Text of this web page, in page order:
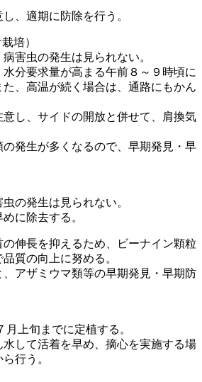
、適期に防除を行う。
培）
害虫の発生は見られない。
水分要求量が高まる午前８～９時頃に
、高温が続く場合は、通路にもかん
意し、サイドの開放と併せて、肩換気
の発生が多くなるので、早期発見・早
の発生は見られない。
に除去する。
の伸長を抑えるため、ビーナイン顆粒
質の向上に努める。
、アザミウマ類等の早期発見・早期防
月上旬までに定植する。
水して活着を早め、摘心を実施する場
行う。